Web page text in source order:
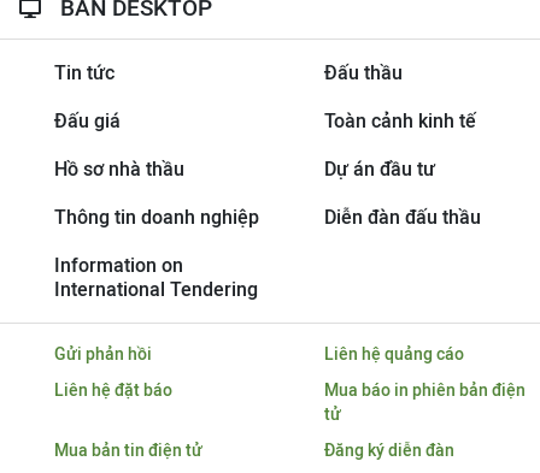
BẢN DESKTOP
Tin tức Đấu thầu
Đấu giá Toàn cảnh kinh tế
Hồ sơ nhà thầu Dự án đầu tư
Thông tin doanh nghiệp Diễn đàn đấu thầu
Information on
International Tendering
Gửi phản hồi
Liên hệ quảng cáo
Liên hệ đặt báo
Mua báo in phiên bản điện
tử
Mua bản tin điện tử
Đăng ký diễn đàn